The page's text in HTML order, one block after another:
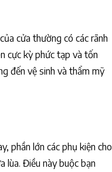
cửa thường có các rãnh
cực kỳ phức tạp và tốn
đến vệ sinh và thẩm mỹ
phần lớn các phụ kiện cho
lùa. Điều này buộc bạn